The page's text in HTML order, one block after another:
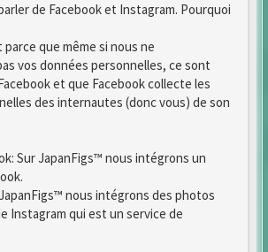
de Facebook et Instagram. Pourquoi
que même si nous ne
vos données personnelles, ce sont
et que Facebook collecte les
des internautes (donc vous) de son
Sur JapanFigs™ nous intégrons un
nous intégrons des photos
Instagram qui est un service de